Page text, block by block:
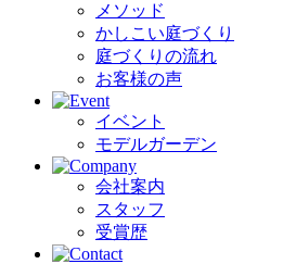
メソッド
かしこい庭づくり
庭づくりの流れ
お客様の声
イベント
モデルガーデン
会社案内
スタッフ
受賞歴